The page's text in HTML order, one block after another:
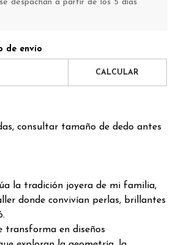
despachan a partir de los 5 días
de envío
CALCULAR
consultar tamaño de dedo antes
la tradición joyera de mi familia,
donde convivían perlas, brillantes
transforma en diseños